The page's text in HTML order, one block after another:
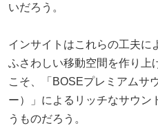
いだろう。
インサイトはこれらの工夫に
ふさわしい移動空間を作り上
こそ、「BOSEプレミアムサ
ー）」によるリッチなサウン
うものだろう。